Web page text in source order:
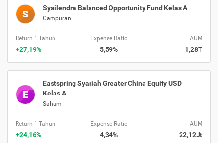
S
Syailendra Balanced Opportunity Fund Kelas A
Campuran
Return 1 Tahun
+27,19%
Expense Ratio
5,59%
AUM
1,28T
E
Eastspring Syariah Greater China Equity USD
Kelas A
Saham
Return 1 Tahun
+24,16%
Expense Ratio
4,34%
AUM
22,12Jt